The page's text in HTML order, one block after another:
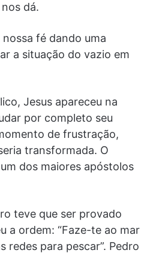
dá.
nossa fé dando uma
a situação do vazio em
Jesus apareceu na
por completo seu
de frustração,
transformada. O
dos maiores apóstolos
teve que ser provado
a ordem: “Faze-te ao mar
redes para pescar”. Pedro